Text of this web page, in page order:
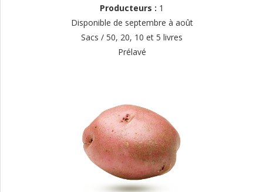
Producteurs : 1
Disponible de septembre à août
Sacs / 50, 20, 10 et 5 livres
Prélavé